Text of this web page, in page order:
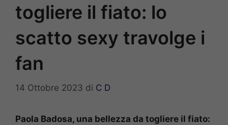
togliere il fiato: lo
scatto sexy travolge i
fan
14 Ottobre 2023 di C D
Paola Badosa, una bellezza da togliere il fiato: